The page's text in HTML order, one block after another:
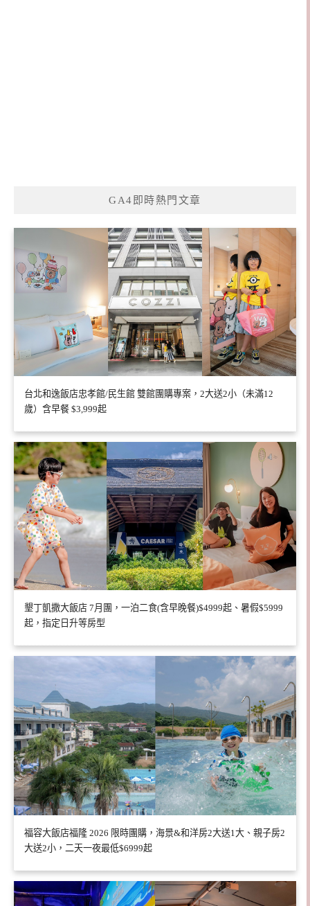
GA4即時熱門文章
台北和逸飯店忠孝館/民生館 雙館團購專案，2大送2小（未滿12
歲）含早餐 $3,999起
墾丁凱撒大飯店 7月團，一泊二食(含早晚餐)$4999起、暑假$5999
起，指定日升等房型
福容大飯店福隆 2026 限時團購，海景&和洋房2大送1大、親子房2
大送2小，二天一夜最低$6999起